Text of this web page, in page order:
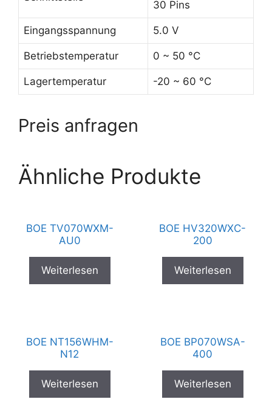
30 Pins
Eingangsspannung 5.0 V
Betriebstemperatur 0 ~ 50 °C
Lagertemperatur -20 ~ 60 °C
Preis anfragen
Ähnliche Produkte
BOE TV070WXM-
AU0
Weiterlesen
BOE HV320WXC-
200
Weiterlesen
BOE NT156WHM-
N12
Weiterlesen
BOE BP070WSA-
400
Weiterlesen